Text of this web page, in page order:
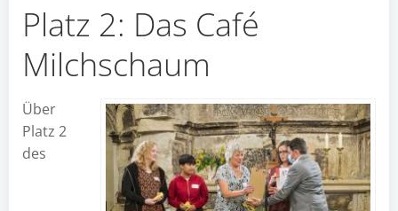
Platz 2: Das Café
Milchschaum
Über
Platz 2
des